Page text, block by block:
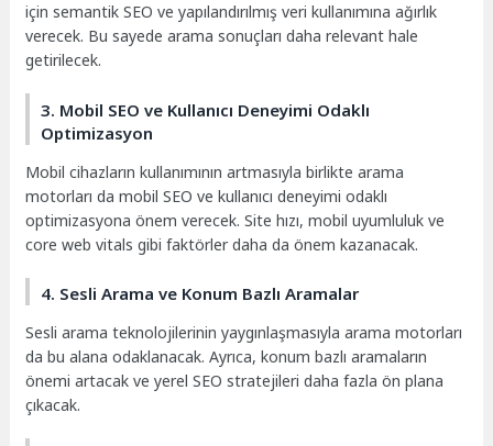
için semantik SEO ve yapılandırılmış veri kullanımına ağırlık
verecek. Bu sayede arama sonuçları daha relevant hale
getirilecek.
3. Mobil SEO ve Kullanıcı Deneyimi Odaklı
Optimizasyon
Mobil cihazların kullanımının artmasıyla birlikte arama
motorları da mobil SEO ve kullanıcı deneyimi odaklı
optimizasyona önem verecek. Site hızı, mobil uyumluluk ve
core web vitals gibi faktörler daha da önem kazanacak.
4. Sesli Arama ve Konum Bazlı Aramalar
Sesli arama teknolojilerinin yaygınlaşmasıyla arama motorları
da bu alana odaklanacak. Ayrıca, konum bazlı aramaların
önemi artacak ve yerel SEO stratejileri daha fazla ön plana
çıkacak.